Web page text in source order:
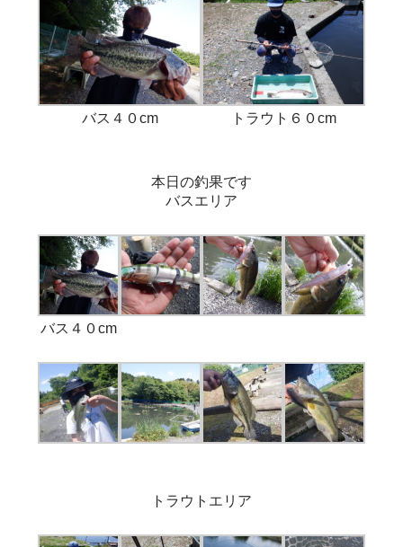
バス４０cm トラウト６０cm
本日の釣果です
バスエリア
バス４０cm
トラウトエリア